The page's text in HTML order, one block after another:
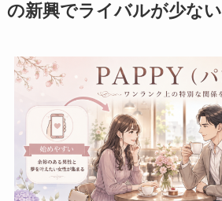
の新興でライバルが少ない